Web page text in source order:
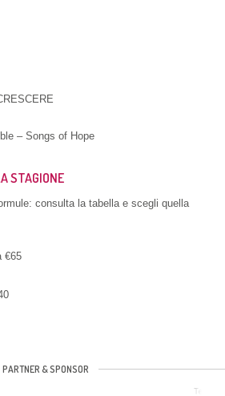
– Songs of Hope
STAGIONE
consulta la tabella e scegli quella
€65
PARTNER & SPONSOR